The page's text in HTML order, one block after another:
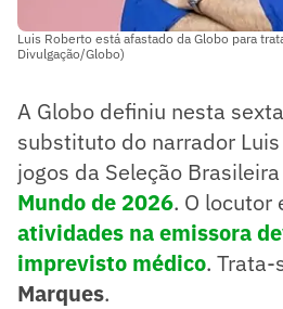
Luis Roberto está afastado da Globo para
Divulgação/Globo)
A Globo definiu nesta
substituto do narrador
jogos da Seleção
Mundo de 2026. O locutor
atividades na emissora
imprevisto médico. Trata-
Marques.